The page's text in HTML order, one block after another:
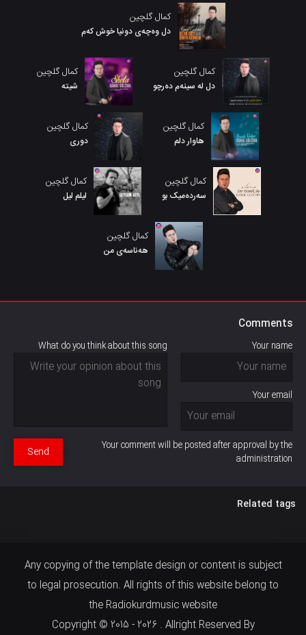
کمال گلچین
دل وەچەی دونیا خوش کەم
کمال گلچین
دل لە سینەم دەرچو
کمال گلچین
شیته
کمال گلچین
هاوار دلم
کمال گلچین
دوری
کمال گلچین
سەردەمیک بو
کمال گلچین
لیلم لیل
کمال گلچین
هەناسەی من
Comments
Your name
Your email
What do you think about this song
Your comment will be posted after approval by the
administration
Send
Related tags
Any copying of the template design or content is subject
to legal prosecution. All rights of this website belong to
the Radiokurdmusic website
Copyright © 2015 - 2026 . Allright Reserved By